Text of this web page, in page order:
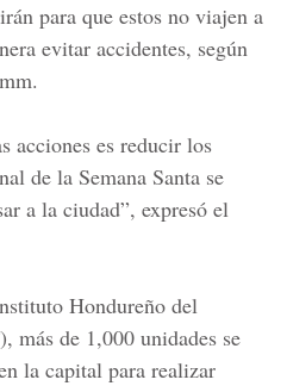
para que estos no viajen a
evitar accidentes, según
acciones es reducir los
de la Semana Santa se
a la ciudad”, expresó el
Hondureño del
, más de 1,000 unidades se
la capital para realizar